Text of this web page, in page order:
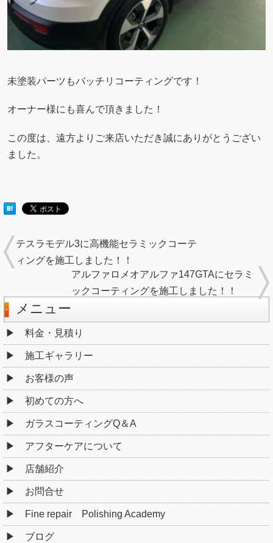
未塗装パーツもバッチリコーティングです！
オーナー様にも喜んで頂きました！
この度は、遠方よりご来店いただき誠にありがとうござい
ました。
テスラモデル3に高機能セラミックコーテ
ィングを施工しました！！
アルファロメオアルファ147GTAにセラミ
ックコーティングを施工しました！！
メニュー
料金・見積り
施工ギャラリー
お客様の声
初めての方へ
ガラスコーティングQ＆A
アフターケアについて
店舗紹介
お問合せ
Fine repair Polishing Academy
ブログ